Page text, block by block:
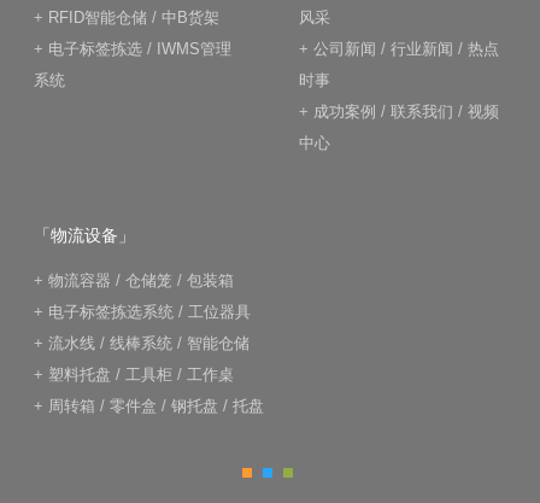
+ RFID智能仓储 / 中B货架
+ 电子标签拣选 / IWMS管理
系统
风采
+ 公司新闻 / 行业新闻 / 热点
时事
+ 成功案例 / 联系我们 / 视频
中心
「物流设备」
+ 物流容器 / 仓储笼 / 包装箱
+ 电子标签拣选系统 / 工位器具
+ 流水线 / 线棒系统 / 智能仓储
+ 塑料托盘 / 工具柜 / 工作桌
+ 周转箱 / 零件盒 / 钢托盘 / 托盘